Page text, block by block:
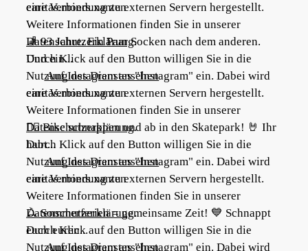
eine Verbindung zu externen Servern hergestellt.
Weitere Informationen finden Sie in unserer
Datenschutzerklärung.
caritas.moers.xanten
🧦 93 Jahre. Ein Paar Socken nach dem anderen.
Und ein...
Auf Instagram ansehen
Durch Klick auf den Button willigen Sie in die
Nutzung des Dienstes "Instagram" ein. Dabei wird
eine Verbindung zu externen Servern hergestellt.
Weitere Informationen finden Sie in unserer
Datenschutzerklärung.
caritas.moers.xanten
🚴‍♀️ Bike schnappen und ab in den Skatepark! 🤘 Ihr
habt...
Auf Instagram ansehen
Durch Klick auf den Button willigen Sie in die
Nutzung des Dienstes "Instagram" ein. Dabei wird
eine Verbindung zu externen Servern hergestellt.
Weitere Informationen finden Sie in unserer
Datenschutzerklärung.
caritas.moers.xanten
🛴 Sommerferien = gemeinsame Zeit! 💙 Schnappt
euch euren...
Auf Instagram ansehen
Durch Klick auf den Button willigen Sie in die
Nutzung des Dienstes "Instagram" ein. Dabei wird